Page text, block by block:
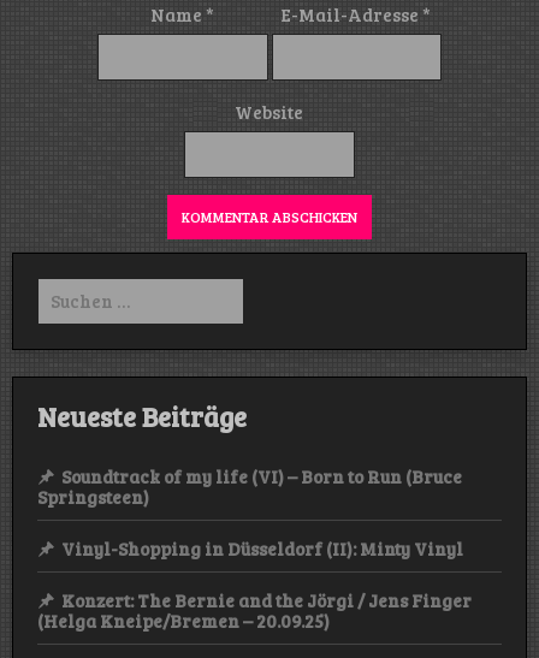
Name* E-Mail-Adresse*
Website
Suchen
nach:
Neueste Beiträge
Soundtrack of my life (VI) – Born to Run (Bruce
Springsteen)
Vinyl-Shopping in Düsseldorf (II): Minty Vinyl
Konzert: The Bernie and the Jörgi / Jens Finger
(Helga Kneipe/Bremen – 20.09.25)